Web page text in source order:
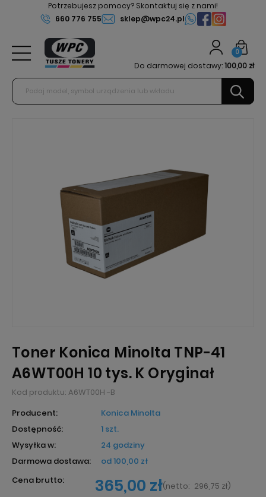
Potrzebujesz pomocy? Skontaktuj się z nami!
660 776 755
sklep@wpc24.pl
0
Do darmowej dostawy:100,00 zł
Toner Konica Minolta TNP-41
A6WT00H 10 tys. K Oryginał
Kod produktu: A6WT00H -B
Producent:
Konica Minolta
Dostępność:
1 szt.
Wysyłka w:
24 godziny
Darmowa dostawa:
od 100,00 zł
Cena brutto:
365,00 zł(netto: 296,75 zł)